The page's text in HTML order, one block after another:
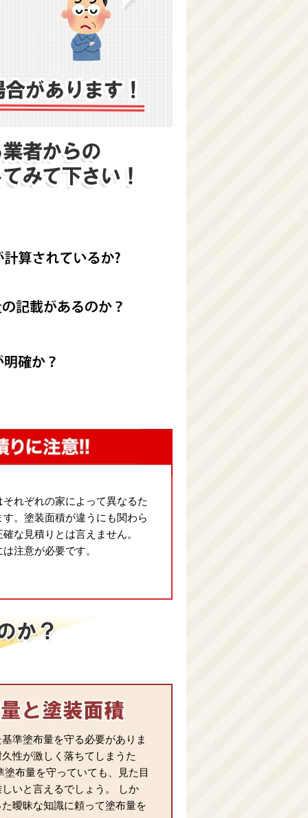
れぞれの家によって異なるた
。塗装面積が違うにも関わら
な見積りとは言えません。
注意が必要です。
準塗布量を守る必要がありま
性が激しく落ちてしまうた
布量を守っていても、見た目
いと言えるでしょう。 しか
曖昧な知識に頼って塗布量を